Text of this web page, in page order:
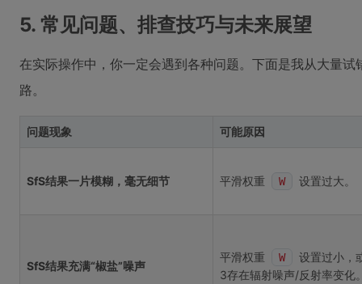
5. 常见问题、排查技巧与未来展望
在实际操作中，你一定会遇到各种问题。下面是我从大量
路。
问题现象 可能原因
SfS结果一片模糊，毫无细节 平滑权重 W 设置过大。
SfS结果充满“椒盐”噪声
平滑权重 W
设置过小，
3存在辐射噪声/反射率变化